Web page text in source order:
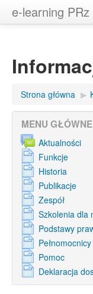
e-learning PRz
Strona główna ▶︎
MENU GŁÓWNE
Aktualności
Funkcje
Historia
Publikacje
Zespół
Szkolenia dla
Podstawy
Pełnomocnicy
Pomoc
Deklaracja